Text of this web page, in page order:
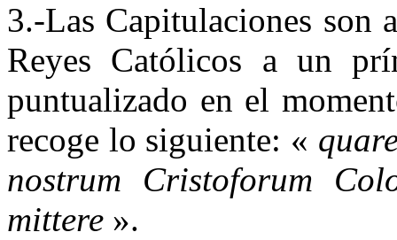
3.-Las Capitulaciones son
Reyes Católicos a un
puntualizado en el
recoge lo siguiente: «
nostrum Cristoforum
mittere ».